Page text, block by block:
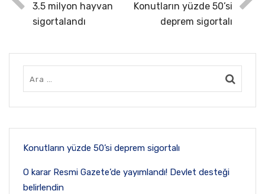
3.5 milyon hayvan
sigortalandı
Konutların yüzde 50’si
deprem sigortalı
Konutların yüzde 50’si deprem sigortalı
O karar Resmi Gazete’de yayımlandı! Devlet desteği
belirlendin